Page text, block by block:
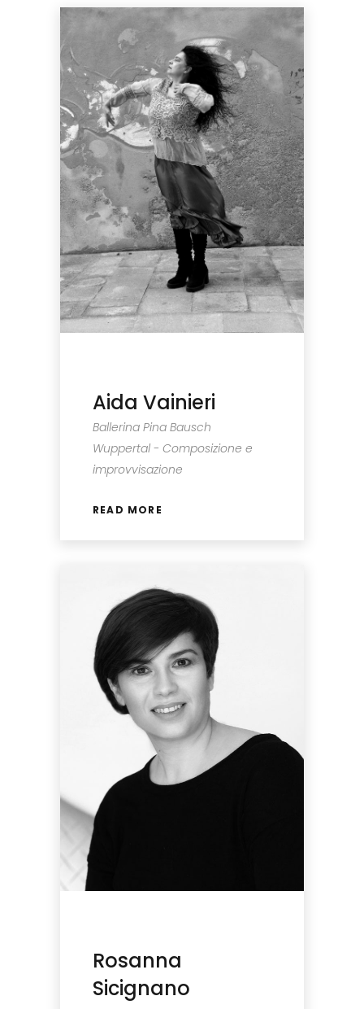
Aida Vainieri
Ballerina Pina Bausch
Wuppertal - Composizione e
improvvisazione
READ MORE
Rosanna
Sicignano